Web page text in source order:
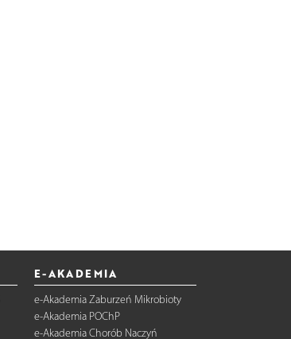
E-AKADEMIA
e-Akademia Zaburzeń Mikrobioty
e-Akademia POChP
e-Akademia Chorób Naczyń